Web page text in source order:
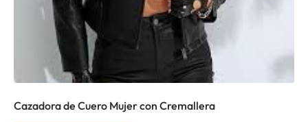
Cazadora de Cuero Mujer con Cremallera